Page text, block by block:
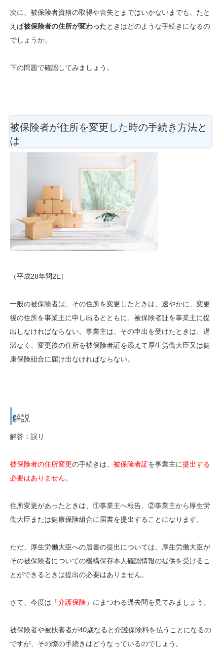
次に、被保険者資格の取得や喪失とまではいかないまでも、たと
えば被保険者の住所が変わったときはどのような手続きになるの
でしょうか。
下の問題で確認してみましょう。
被保険者が住所を変更した時の手続き方法と
は
（平成28年問2E）
一般の被保険者は、その住所を変更したときは、速やかに、変更
後の住所を事業主に申し出るとともに、被保険者証を事業主に提
出しなければならない。事業主は、その申出を受けたときは、遅
滞なく、変更後の住所を被保険者証を添えて厚生労働大臣又は健
康保険組合に届け出なければならない。
解説
解答：誤り
被保険者の住所変更の手続きは、 被保険者証を事業主に提出する
必要はありません。
住所変更があったときは、①事業主へ報告、②事業主から厚生労
働大臣または健康保険組合に届書を提出することになります。
ただ、厚生労働大臣への届書の提出については、厚生労働大臣が
その被保険者についての機構保存本人確認情報の提供を受けるこ
とができるときは提出の必要はありません。
さて、今度は「介護保険 」にまつわる過去問を見てみましょう。
被保険者や被扶養者が40歳なると介護保険料を払うことになるの
ですが、その際の手続きはどうなっているのでしょう。